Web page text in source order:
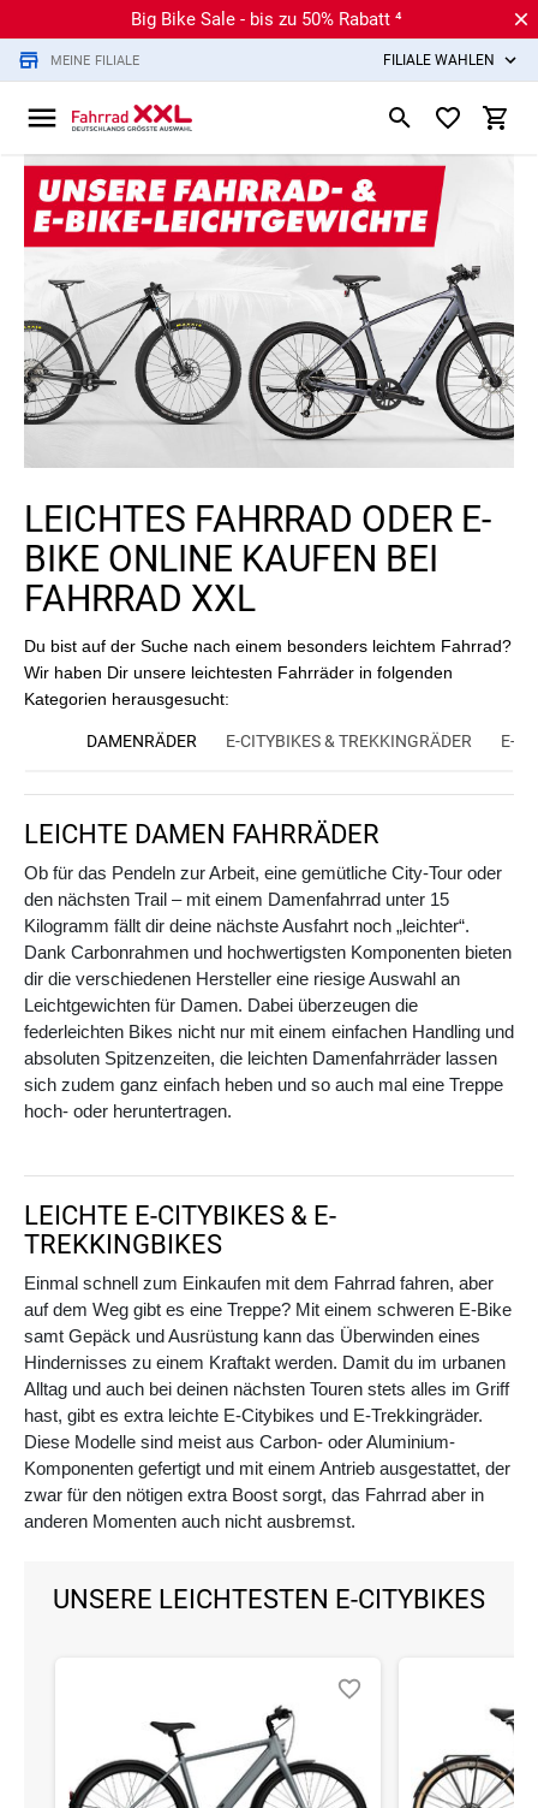
Big Bike Sale - bis zu 50% Rabatt ⁴
MEINE FILIALE FILIALE WÄHLEN
LEICHTES FAHRRAD ODER E-
BIKE ONLINE KAUFEN BEI
FAHRRAD XXL
Du bist auf der Suche nach einem besonders leichtem Fahrrad?
Wir haben Dir unsere leichtesten Fahrräder in folgenden
Kategorien herausgesucht:
DAMENRÄDER E-CITYBIKES & TREKKINGRÄDER E-
LEICHTE DAMEN FAHRRÄDER
Ob für das Pendeln zur Arbeit, eine gemütliche City-Tour oder
den nächsten Trail – mit einem Damenfahrrad unter 15
Kilogramm fällt dir deine nächste Ausfahrt noch „leichter“.
Dank Carbonrahmen und hochwertigsten Komponenten bieten
dir die verschiedenen Hersteller eine riesige Auswahl an
Leichtgewichten für Damen. Dabei überzeugen die
federleichten Bikes nicht nur mit einem einfachen Handling und
absoluten Spitzenzeiten, die leichten Damenfahrräder lassen
sich zudem ganz einfach heben und so auch mal eine Treppe
hoch- oder heruntertragen.
LEICHTE E-CITYBIKES & E-
TREKKINGBIKES
Einmal schnell zum Einkaufen mit dem Fahrrad fahren, aber
auf dem Weg gibt es eine Treppe? Mit einem schweren E-Bike
samt Gepäck und Ausrüstung kann das Überwinden eines
Hindernisses zu einem Kraftakt werden. Damit du im urbanen
Alltag und auch bei deinen nächsten Touren stets alles im Griff
hast, gibt es extra leichte E-Citybikes und E-Trekkingräder.
Diese Modelle sind meist aus Carbon- oder Aluminium-
Komponenten gefertigt und mit einem Antrieb ausgestattet, der
zwar für den nötigen extra Boost sorgt, das Fahrrad aber in
anderen Momenten auch nicht ausbremst.
UNSERE LEICHTESTEN E-CITYBIKES